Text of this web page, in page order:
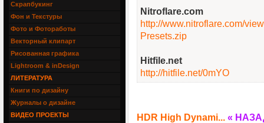
Nitroflare.com
http://www.nitroflare.com/
Presets.zip
Hitfile.net
http://hitfile.net/0mYO
HDR High Dynami... «
Скрапбукинг
Фон и Текстуры
Фото и Фотоработы
Векторный клипарт
Рисованная графика
Lightroom & inDesign
ЛИТЕРАТУРА
Книги по дизайну
Журналы о дизайне
ВИДЕО ПРОЕКТЫ